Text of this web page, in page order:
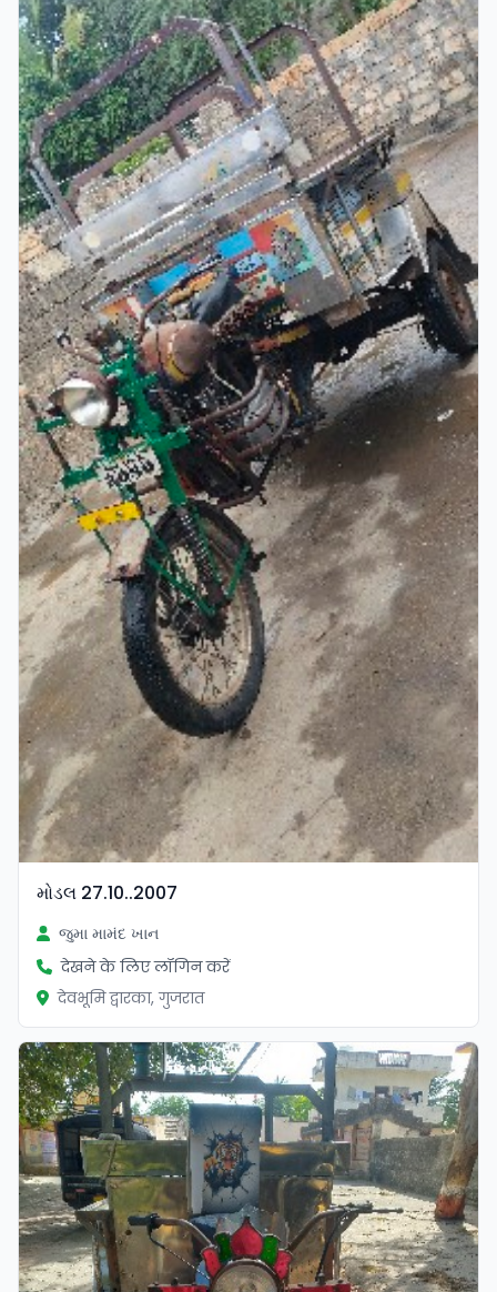
મોડલ 27.10..2007
જુમા મામંદ ખાન
देखने के लिए लॉगिन करें
देवभूमि द्वारका, गुजरात